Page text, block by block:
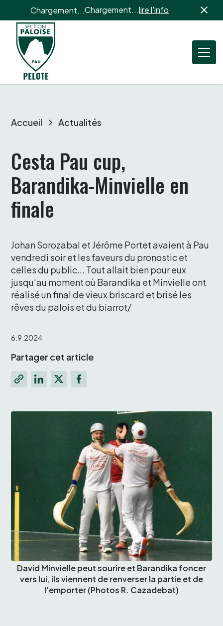
Chargement...Chargement...lire l'info
Accueil Actualités
Cesta Pau cup,
Barandika-Minvielle en
finale
Johan Sorozabal et Jérôme Portet avaient à Pau
vendredi soir et les faveurs du pronostic et
celles du public... Tout allait bien pour eux
jusqu'au moment où Barandika et Minvielle ont
réalisé un final de vieux briscard et brisé les
rêves du palois et du biarrot/
6.9.2024
Partager cet article
David Minvielle peut sourire et Barandika foncer
vers lui, ils viennent de renverser la partie et de
l'emporter (Photos R. Cazadebat)